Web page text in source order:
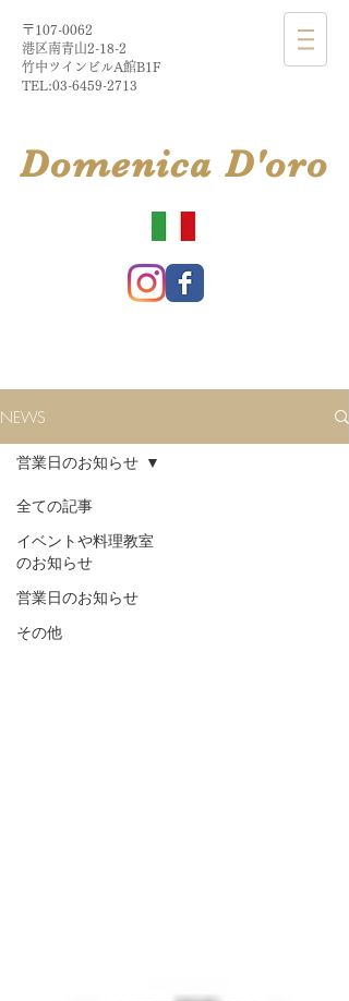
〒107-0062
港区南青山2-18-2​
​竹中ツインビルA館B1F
TEL:03-6459-2713
​DomenicaD'oro
NEWS
全ての記事
イベントや料理教室
のお知らせ
営業日のお知らせ
その他
営業日のお知らせ